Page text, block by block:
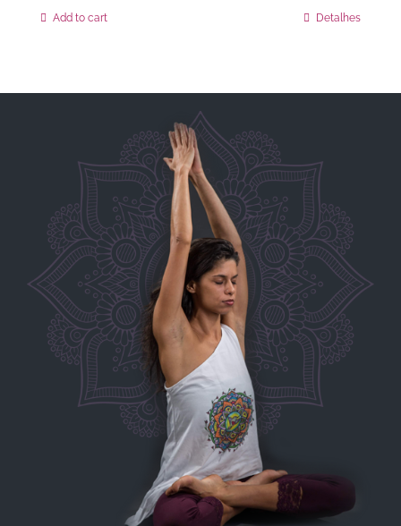
Add to cart Detalhes